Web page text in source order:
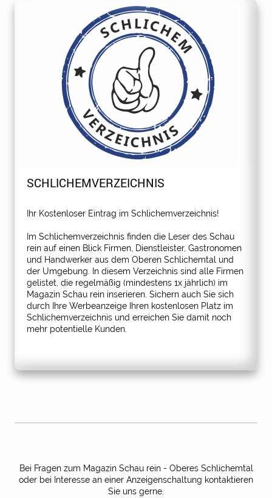
SCHLICHEMVERZEICHNIS
Ihr Kostenloser Eintrag im Schlichemverzeichnis!
Im Schlichemverzeichnis finden die Leser des Schau
rein auf einen Blick Firmen, Dienstleister, Gastronomen
und Handwerker aus dem Oberen Schlichemtal und
der Umgebung. In diesem Verzeichnis sind alle Firmen
gelistet, die regelmäßig (mindestens 1x jährlich) im
Magazin Schau rein inserieren. Sichern auch Sie sich
durch Ihre Werbeanzeige Ihren kostenlosen Platz im
Schlichemverzeichnis und erreichen Sie damit noch
mehr potentielle Kunden.
Bei Fragen zum Magazin Schau rein - Oberes Schlichemtal
oder bei Interesse an einer Anzeigenschaltung kontaktieren
Sie uns gerne.